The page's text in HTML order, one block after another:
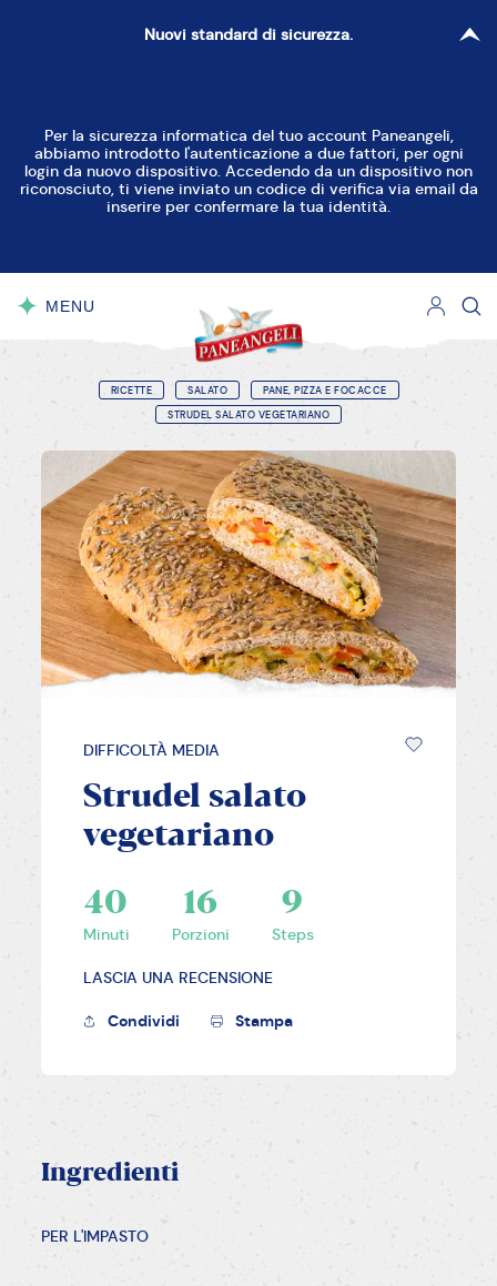
Nuovi standard di sicurezza.
Per la sicurezza informatica del tuo account Paneangeli,
abbiamo introdotto l'autenticazione a due fattori, per ogni
login da nuovo dispositivo. Accedendo da un dispositivo non
riconosciuto, ti viene inviato un codice di verifica via email da
inserire per confermare la tua identità.
MENU
RICETTE SALATO
PANE, PIZZA E FOCACCE
STRUDEL SALATO VEGETARIANO
DIFFICOLTÀ MEDIA
Strudel salato
vegetariano
40
Minuti
16
Porzioni
9
Steps
LASCIA UNA RECENSIONE
Condividi Stampa
Ingredienti
PER L'IMPASTO